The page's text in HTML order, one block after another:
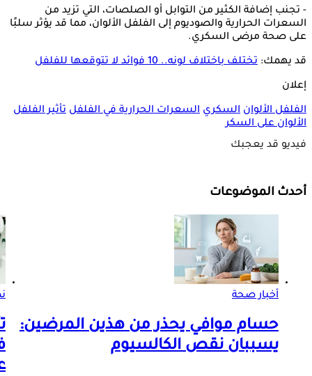
- تجنب إضافة الكثير من التوابل أو الصلصات، التي تزيد من
السعرات الحرارية والصوديوم إلى الفلفل الألوان، مما قد يؤثر سلبًا
على صحة مرضى السكري.
قد يهمك: تختلف باختلاف لونه.. 10 فوائد لا تتوقعها للفلفل
إعلان
الفلفل الألوان السكري السعرات الحرارية في الفلفل تأثير الفلفل
الألوان على السكر
فيديو قد يعجبك
أحدث الموضوعات
أخبار صحة
حسام موافي يحذر من هذين المرضين:
يسببان نقص الكالسيوم